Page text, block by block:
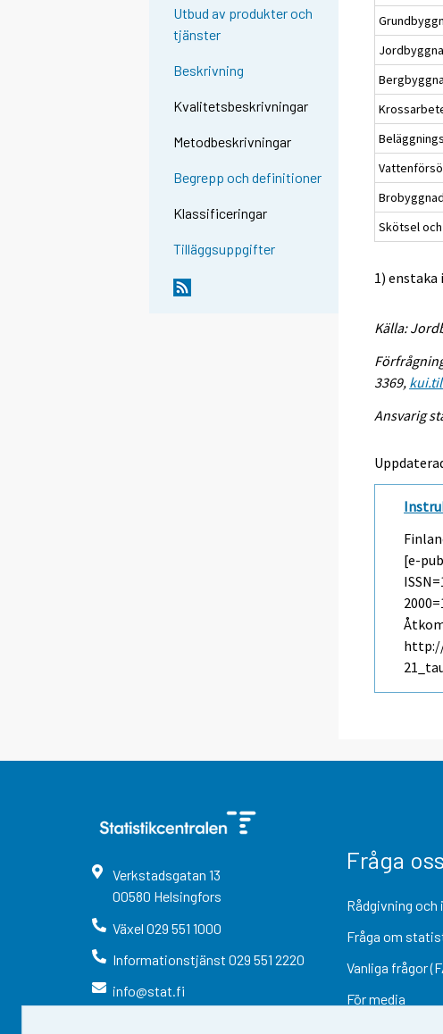
Utbud av produkter och
tjänster
Beskrivning
Kvalitetsbeskrivningar
Metodbeskrivningar
Begrepp och definitioner
Klassificeringar
Tilläggsuppgifter
Skötsel
1) enstaka
Källa:
3369,
Ansvarig
[e-
Verkstadsgatan 13
00580 Helsingfors
Växel 029 551 1000
Informationstjänst 029 551 2220
info@stat.fi
Fråga oss
Rådgivning
Fråga om
Vanliga frågor
För media